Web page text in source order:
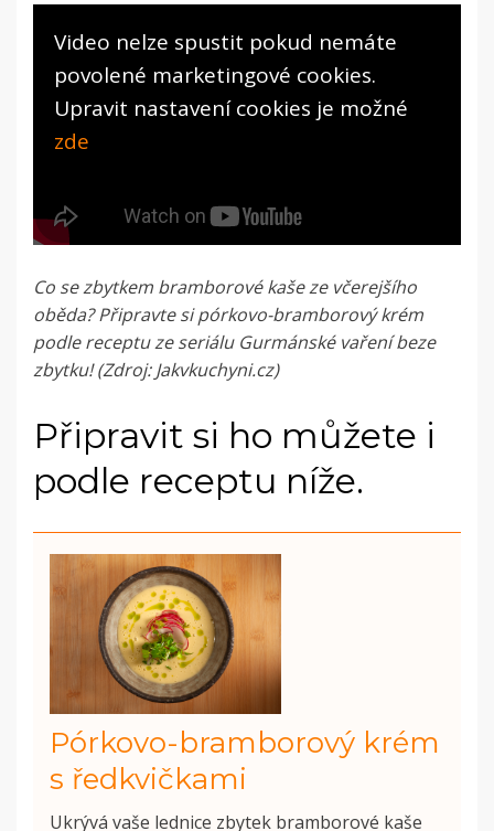
Video nelze spustit pokud nemáte
povolené marketingové cookies.
Upravit nastavení cookies je možné
zde
Co se zbytkem bramborové kaše ze včerejšího
oběda? Připravte si pórkovo-bramborový krém
podle receptu zeseriálu Gurmánské vaření beze
zbytku! (Zdroj: Jakvkuchyni.cz)
Připravit si ho můžete i
podle receptu níže.
Pórkovo-bramborový krém
s ředkvičkami
Ukrývá vaše lednice zbytek bramborové kaše